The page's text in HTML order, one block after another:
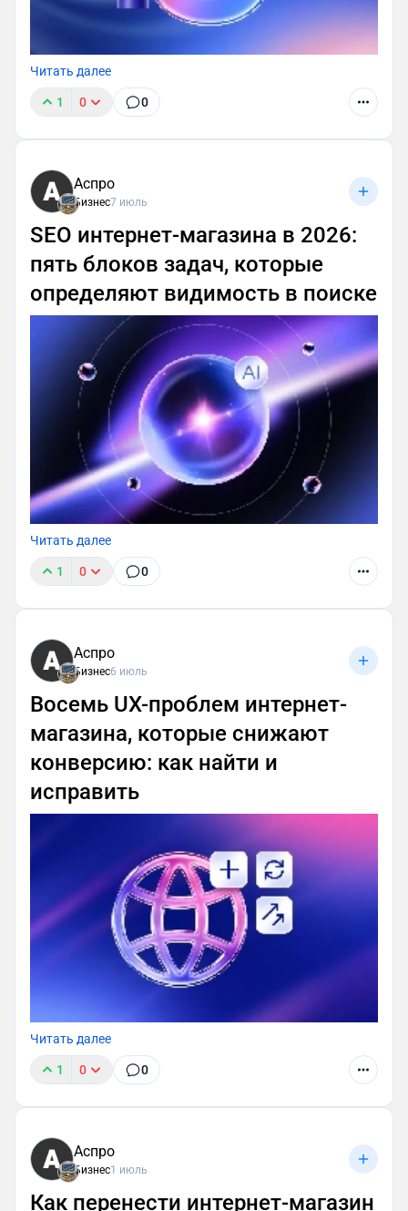
Читать далее
1 0 0
Аспро
Бизнес7 июль
SEO интернет-магазина в 2026:
пять блоков задач, которые
определяют видимость в поиске
Читать далее
1 0 0
Аспро
Бизнес6 июль
Восемь UX-проблем интернет-
магазина, которые снижают
конверсию: как найти и
исправить
Читать далее
1 0 0
Аспро
Бизнес1 июль
Как перенести интернет-магазин